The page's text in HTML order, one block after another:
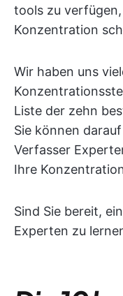
tools zu
Konzentration
Wir haben uns
Liste der zehn
Sie können
Verfasser
Ihre
Sind Sie bereit,
Experten zu